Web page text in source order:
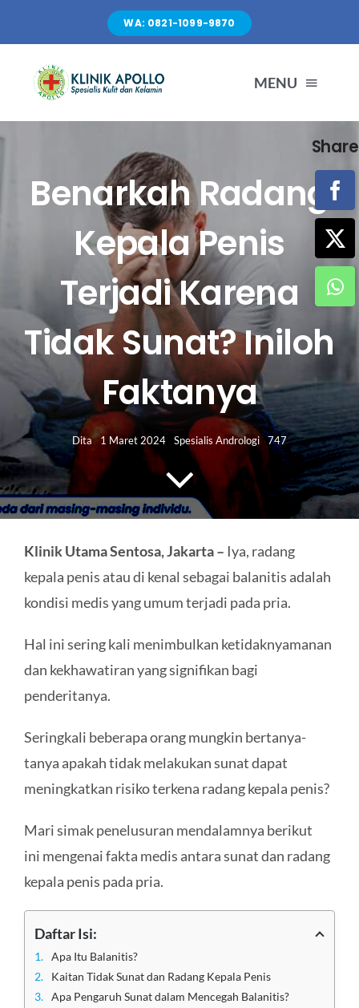
content
WA: 0821-1099-9870
MENU
TENTANG KAMI
LAYANAN
FASILITAS
ARTIKEL
HUBUNGI KAMI
Search
for:
Benarkah Radang
Kepala Penis
Terjadi Karena
Tidak Sunat? Iniloh
Faktanya
Dita 1 Maret 2024 Spesialis Andrologi 747
Klinik Utama Sentosa, Jakarta – Iya, radang
kepala penis atau di kenal sebagai balanitis adalah
kondisi medis yang umum terjadi pada pria.
Hal ini sering kali menimbulkan ketidaknyamanan
dan kekhawatiran yang signifikan bagi
penderitanya.
Seringkali beberapa orang mungkin bertanya-
tanya apakah tidak melakukan sunat dapat
meningkatkan risiko terkena radang kepala penis?
Mari simak penelusuran mendalamnya berikut
ini mengenai fakta medis antara sunat dan radang
kepala penis pada pria.
Daftar Isi:
Apa Itu Balanitis?
Kaitan Tidak Sunat dan Radang Kepala Penis
Apa Pengaruh Sunat dalam Mencegah Balanitis?
Share